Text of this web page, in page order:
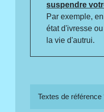
suspendre
Par exemple,
état d'ivresse
la vie d'autrui.
Textes de référence